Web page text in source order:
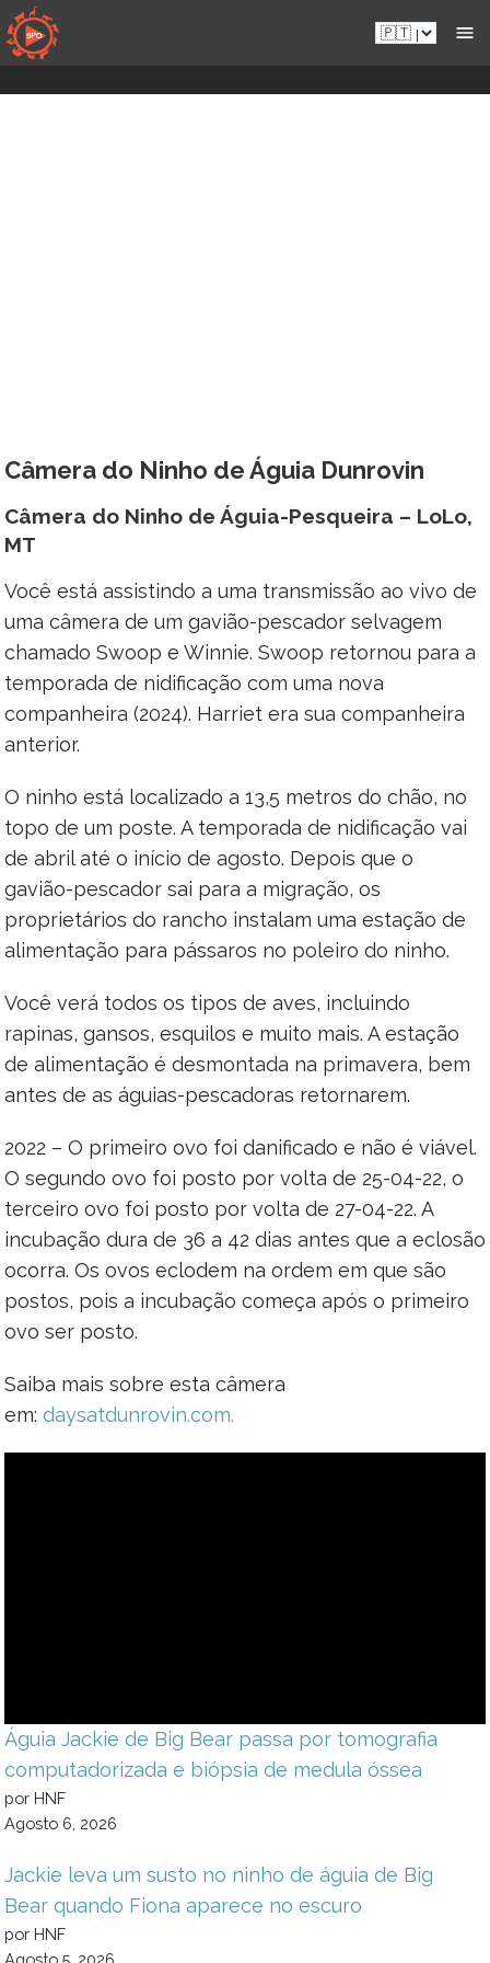
Aceder
diretamente
ao
conteúdo
Pt.sportsmansparadiseonline.com
Câmera do Ninho de Águia Dunrovin
Câmera do Ninho de Águia-Pesqueira – LoLo,
MT
Você está assistindo a uma transmissão ao vivo de
uma câmera de um gavião-pescador selvagem
chamado Swoop e Winnie. Swoop retornou para a
temporada de nidificação com uma nova
companheira (2024). Harriet era sua companheira
anterior.
O ninho está localizado a 13,5 metros do chão, no
topo de um poste. A temporada de nidificação vai
de abril até o início de agosto. Depois que o
gavião-pescador sai para a migração, os
proprietários do rancho instalam uma estação de
alimentação para pássaros no poleiro do ninho.
Você verá todos os tipos de aves, incluindo
rapinas, gansos, esquilos e muito mais. A estação
de alimentação é desmontada na primavera, bem
antes de as águias-pescadoras retornarem.
2022 – O primeiro ovo foi danificado e não é viável.
O segundo ovo foi posto por volta de 25-04-22, o
terceiro ovo foi posto por volta de 27-04-22. A
incubação dura de 36 a 42 dias antes que a eclosão
ocorra. Os ovos eclodem na ordem em que são
postos, pois a incubação começa após o primeiro
ovo ser posto.
Saiba mais sobre esta câmera
em: daysatdunrovin.com.
Águia Jackie de Big Bear passa por tomografia
computadorizada e biópsia de medula óssea
por HNF
Agosto 6, 2026
Jackie leva um susto no ninho de águia de Big
Bear quando Fiona aparece no escuro
por HNF
Agosto 5, 2026